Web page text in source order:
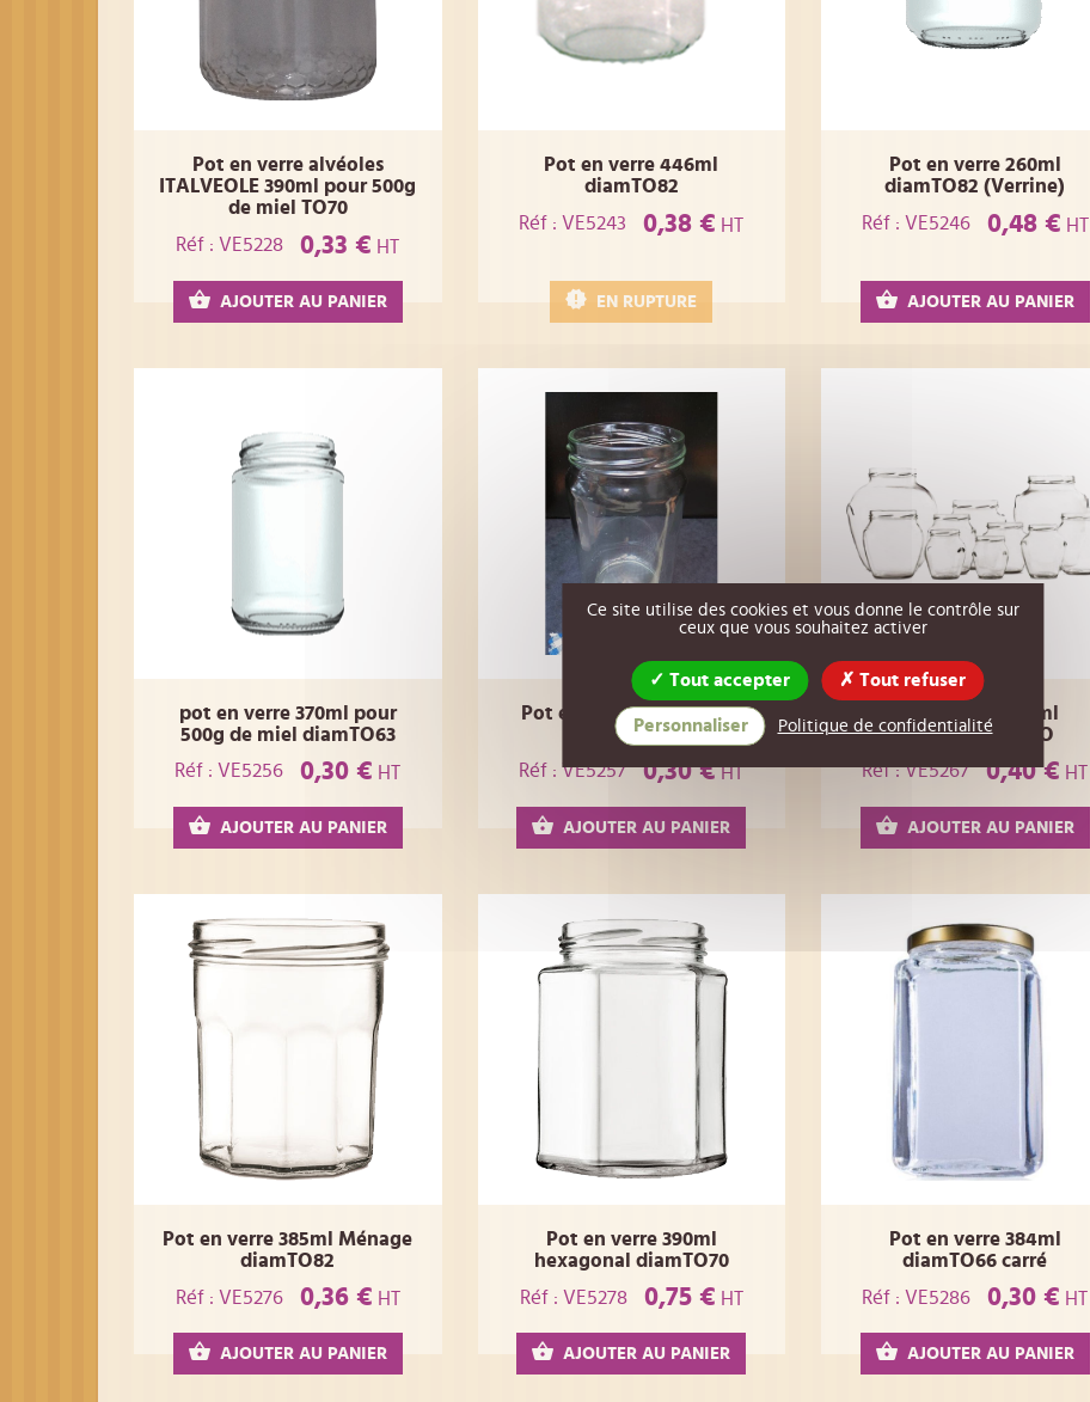
Pot en verre alvéoles
ITALVEOLE 390ml pour 500g
de miel TO70
Réf : VE5228
0,33 € HT
AJOUTER AU PANIER
Pot en verre 446ml
diamTO82
Réf : VE5243
0,38 € HT
EN RUPTURE
Pot en verre 260ml
diamTO82 (Verrine)
Réf : VE5246
0,48 € HT
AJOUTER AU PANIER
pot en verre 370ml pour
500g de miel diamTO63
Réf : VE5256
0,30 € HT
AJOUTER AU PANIER
Pot en verre 318 ml pour
diamTO63
Réf : VE5257
0,30 €HT
AJOUTER AU PANIER
Pot en verre 314ml
diamTO63 ORCIO
Réf : VE5267
0,40 € HT
AJOUTER AU PANIER
Pot en verre 385ml Ménage
diamTO82
Réf : VE5276
0,36 € HT
AJOUTER AU PANIER
Pot en verre 390ml
hexagonal diamTO70
Réf : VE5278
0,75 € HT
AJOUTER AU PANIER
Pot en verre 384ml
diamTO66 carré
Réf : VE5286
0,30 € HT
AJOUTER AU PANIER
Ce site utilise des cookies et vous donne le contrôle sur
ceux que vous souhaitez activer
Tout accepter Tout refuser
Personnaliser Politique de confidentialité